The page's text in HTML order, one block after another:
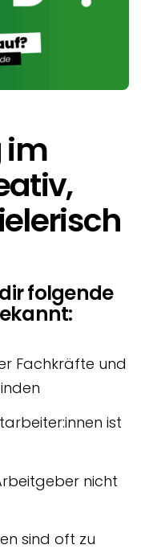
im
folgende
Fachkräfte und
ist
nicht
sind oft zu